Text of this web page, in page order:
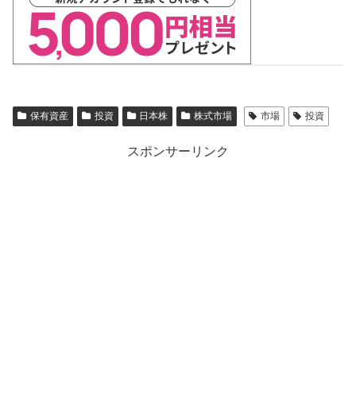
保有資産 投資 日本株 株式市場 市場 投資
スポンサーリンク